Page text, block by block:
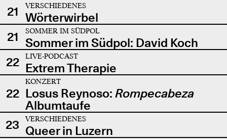
21
VERSCHIEDENES
Wörterwirbel
21
SOMMER IM SÜDPOL
Sommer im Südpol: David Koch
22
LIVE-PODCAST
Extrem Therapie
22
KONZERT
Losus Reynoso: Rompecabeza
Albumtaufe
23
VERSCHIEDENES
Queer in Luzern